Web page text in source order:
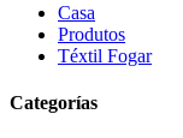
Casa
Produtos
Téxtil Fogar
Categorías